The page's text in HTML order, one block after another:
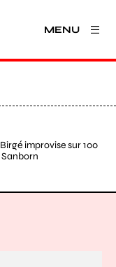
MENU
improvise sur 100